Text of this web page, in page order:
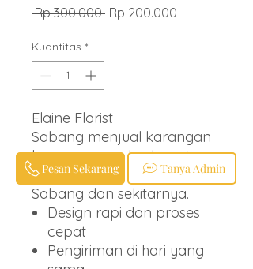
Rp 300.000 Harga
Rp 200.000
Kuantitas *
Elaine Florist
Sabang menjual karangan
bunga papan berbagai
ucapan untuk wilayah
Sabang dan sekitarnya.
Design rapi dan proses
cepat
Pengiriman di hari yang
Tanya Admin
Pesan Sekarang